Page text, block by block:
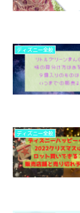
ディズニー全般
ディズニー全般